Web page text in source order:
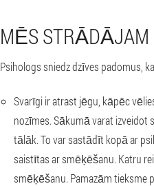
MĒS STRĀDĀJAM
Psihologs sniedz dzīves padomus,
Svarīgi ir atrast jēgu, kāpēc
nozīmes. Sākumā varat
tālāk. To var sastādīt kopā ar
saistītas ar smēķēšanu. Katru
smēķēšanu. Pamazām tieksme